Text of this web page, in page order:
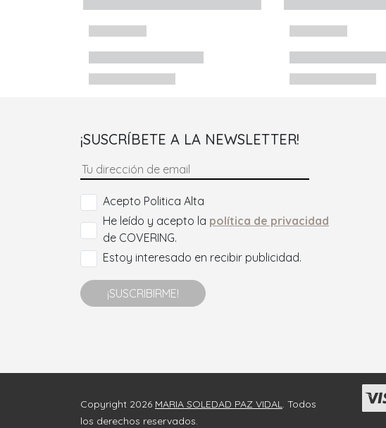
¡SUSCRÍBETE A LA NEWSLETTER!
Acepto Politica Alta
He leído y acepto la política de privacidad
de COVERING.
Estoy interesado en recibir publicidad.
¡SUSCRIBIRME!
Copyright 2026 MARIA SOLEDAD PAZ VIDAL. Todos
los derechos reservados.